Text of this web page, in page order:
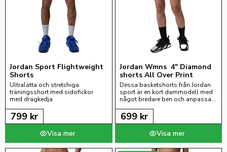
Jordan Sport Flightweight
Shorts
Ultralätta och stretchiga
träningsshort med sidofickor
med dragkedja
799 kr
Jordan Wmns  4" Diamond
shorts All Over Print
Dessa basketshorts från Jordan
sport är en kort dammodell med
något bredare ben och anpassad
699kr